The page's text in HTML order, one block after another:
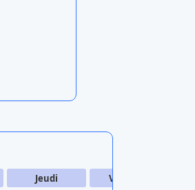
je recherche autre chose
Jeudi Vendredi